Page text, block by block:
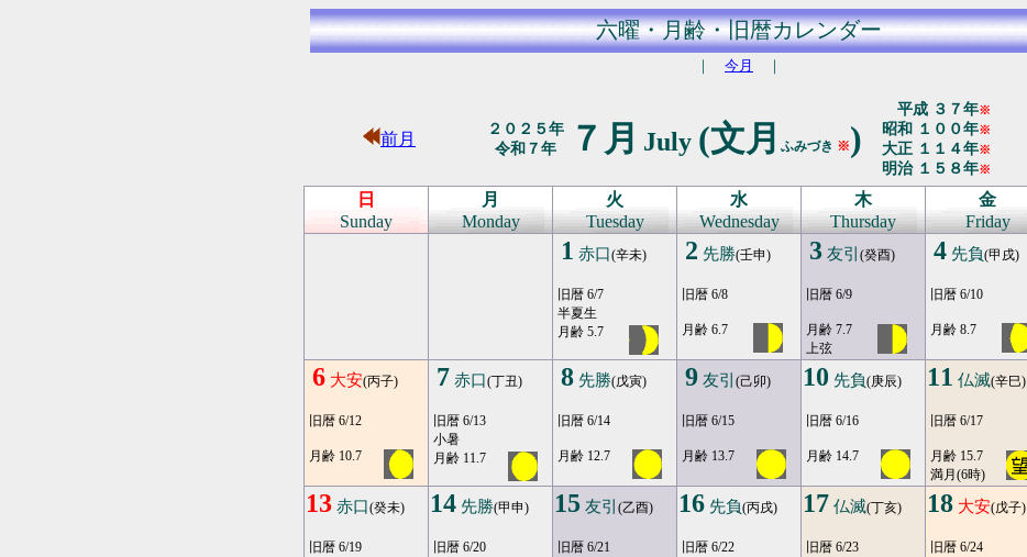
六曜・月齢・旧暦カレンダー
｜ 今月 ｜
前月
２０２５年
令和７年
７月 July (文月 ふみづき ※)
平成 ３７年※
昭和 １００年※
大正 １１４年※
明治 １５８年※
日
Sunday
月
Monday
火
Tuesday
水
Wednesday
木
Thursday
金
Friday
1 赤口(辛未)
旧暦 6/7
半夏生
月齢 5.7
2 先勝(壬申)
旧暦 6/8
月齢 6.7
3 友引 (癸酉)
旧暦 6/9
月齢 7.7
上弦
4 先負(甲戌)
旧暦 6/10
月齢 8.7
6 大安(丙子)
旧暦 6/12
月齢 10.7
7 赤口(丁丑)
旧暦 6/13
小暑
月齢 11.7
8 先勝(戊寅)
旧暦 6/14
月齢 12.7
9 友引 (己卯)
旧暦 6/15
月齢 13.7
10 先負(庚辰)
旧暦 6/16
月齢 14.7
11 仏滅(辛巳)
旧暦 6/17
月齢 15.7
満月(6時)
13 赤口(癸未)
旧暦 6/19
14 先勝(甲申)
旧暦 6/20
15 友引 (乙酉)
旧暦 6/21
16 先負(丙戌)
旧暦 6/22
17 仏滅(丁亥)
旧暦 6/23
18 大安(戊子)
旧暦 6/24